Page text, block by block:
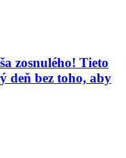
zosnulého! Tieto
deň bez toho, aby